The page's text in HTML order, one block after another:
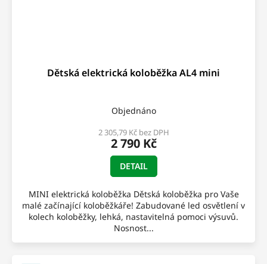
Dětská elektrická koloběžka AL4 mini
Objednáno
2 305,79 Kč bez DPH
2 790 Kč
DETAIL
MINI elektrická koloběžka Dětská koloběžka pro Vaše
malé začínající koloběžkáře! Zabudované led osvětlení v
kolech koloběžky, lehká, nastavitelná pomoci výsuvů.
Nosnost...